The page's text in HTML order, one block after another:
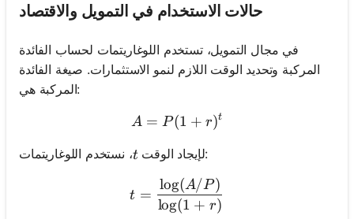
حالات الاستخدام في التمويل والاقتصاد
في مجال التمويل، تستخدم اللوغاريتمات لحساب الفائدة
المركبة وتحديد الوقت اللازم لنمو الاستثمارات. صيغة الفائدة
المركبة هي:
A = P(1 + r)^t
A = P(1 + r)t
لإيجاد الوقتt
t ، نستخدم اللوغاريتمات:
t = \frac{\log(A/
t =
log(1 + r)
log(A/P)